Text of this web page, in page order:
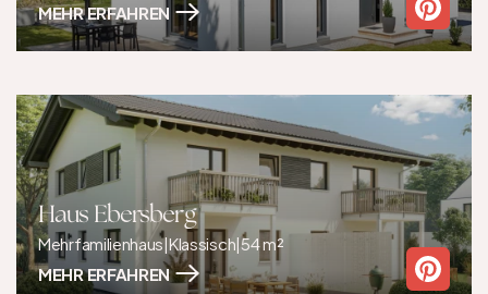
MEHR ERFAHREN
Haus Ebersberg
Mehrfamilienhaus|Klassisch|54 m²
MEHR ERFAHREN